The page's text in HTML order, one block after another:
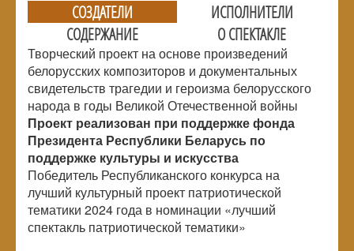
СОЗДАТЕЛИ
ИСПОЛНИТЕЛИ
СОДЕРЖАНИЕ
О СПЕКТАКЛЕ
Творческий проект на основе произведений
белорусских композиторов и документальных
свидетельств трагедии и героизма белорусского
народа в годы Великой Отечественной войны
Проект реализован при поддержке фонда
Президента Республики Беларусь по
поддержке культуры и искусства
Победитель Республиканского конкурса на
лучший культурный проект патриотической
тематики 2024 года в номинации «лучший
спектакль патриотической тематики»